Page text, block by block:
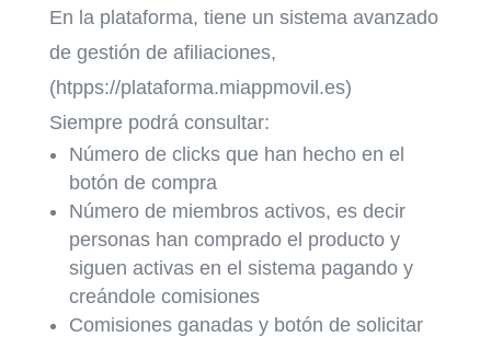
En la plataforma, tiene un sistema avanzado
de gestión de afiliaciones,
(htpps://plataforma.miappmovil.es)
Siempre podrá consultar:
Número de clicks que han hecho en el
botón de compra
Número de miembros activos, es decir
personas han comprado el producto y
siguen activas en el sistema pagando y
creándole comisiones
Comisiones ganadas y botón de solicitar